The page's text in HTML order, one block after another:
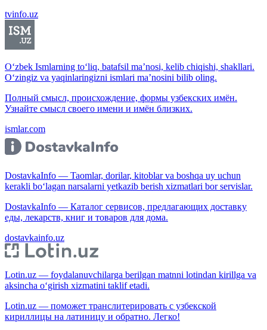
tvinfo.uz
O‘zbek Ismlarning to‘liq, batafsil ma’nosi, kelib chiqishi, shakllari.
O‘zingiz va yaqinlaringizni ismlari ma’nosini bilib oling.
Полный смысл, происхождение, формы узбекских имён.
Узнайте смысл своего имени и имён близких.
ismlar.com
DostavkaInfo — Taomlar, dorilar, kitoblar va boshqa uy uchun
kerakli bo‘lagan narsalarni yetkazib berish xizmatlari bor servislar.
DostavkaInfo — Каталог сервисов, предлагающих доставку
еды, лекарств, книг и товаров для дома.
dostavkainfo.uz
Lotin.uz — foydalanuvchilarga berilgan matnni lotindan kirillga va
aksincha o‘girish xizmatini taklif etadi.
Lotin.uz — поможет транслитерировать с узбекской
кириллицы на латиницу и обратно. Легко!